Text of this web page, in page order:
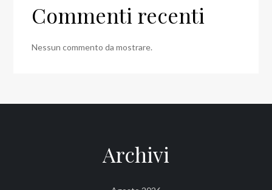
Commenti recenti
Nessun commento da mostrare.
Archivi